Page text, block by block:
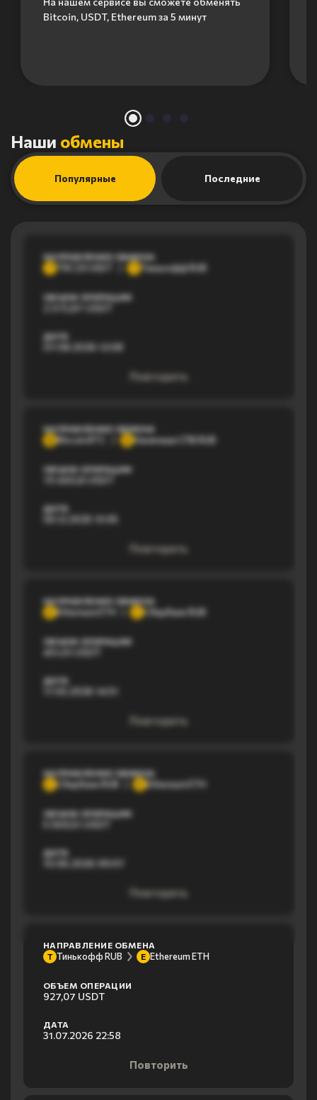
Bitcoin, USDT, Ethereum за 5 минут
Наши обмены
Популярные Последние
НАПРАВЛЕНИЕ ОБМЕНА
T
Тинькофф RUB
ОБЪЕМ ОПЕРАЦИИ
ДАТА
07.08.2026 12:08
Повторить
НАПРАВЛЕНИЕ ОБМЕНА
Bitcoin BTC Наличные СПБ RUB
ОБЪЕМ ОПЕРАЦИИ
ДАТА
05.12.2025 13:05
Повторить
НАПРАВЛЕНИЕ ОБМЕНА
Ethereum ETH Сбербанк RUB
ОБЪЕМ ОПЕРАЦИИ
ДАТА
17.03.2026 14:51
Повторить
НАПРАВЛЕНИЕ ОБМЕНА
Сбербанк RUB Ethereum ETH
ОБЪЕМ ОПЕРАЦИИ
ДАТА
10.06.2026 09:07
Повторить
НАПРАВЛЕНИЕ ОБМЕНА
Т Тинькофф RUB E Ethereum ETH
ОБЪЕМ ОПЕРАЦИИ
927,07 USDT
ДАТА
31.07.2026 22:58
Повторить